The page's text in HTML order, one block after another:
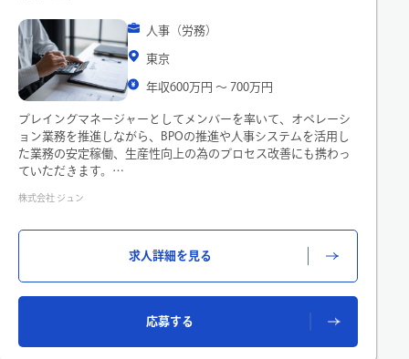
人事（労務）
東京
年収600万円 〜 700万円
プレイングマネージャーとしてメンバーを率いて、オペレーシ
ョン業務を推進しながら、BPOの推進や人事システムを活用し
た業務の安定稼働、生産性向上の為のプロセス改善にも携わっ
ていただきます。
【業務内容】
・従業員からの問い合わせ対応
株式会社 ジュン
求人詳細を見る
応募する